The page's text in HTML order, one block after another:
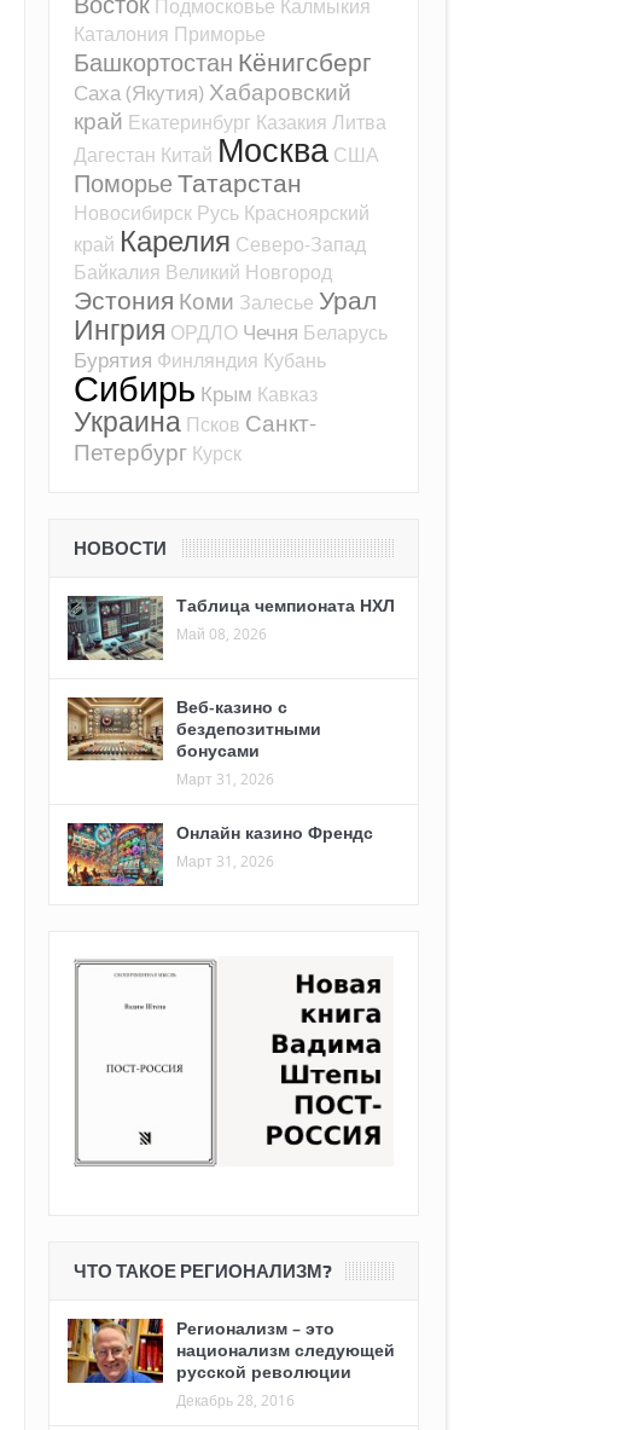
Подмосковье Калмыкия
Каталония Приморье
Башкортостан Кёнигсберг
Саха (Якутия) Хабаровский
край Екатеринбург Казакия Литва
Дагестан Китай Москва США
ПоморьеТатарстан
Новосибирск Русь Красноярский
край Карелия Северо-Запад
Байкалия Великий Новгород
Эстония Коми Залесье Урал
Ингрия ОРДЛО Чечня Беларусь
Бурятия Финляндия Кубань
Сибирь Крым Кавказ
Украина Псков Санкт-
Петербург Курск
НОВОСТИ
Таблица чемпионата НХЛ
Май 08, 2026
Веб-казино с
бездепозитными
бонусами
Март 31, 2026
Онлайн казино Френдс
Март 31, 2026
ЧТО ТАКОЕ РЕГИОНАЛИЗМ?
Регионализм – это
национализм следующей
русской революции
Декабрь 28, 2016